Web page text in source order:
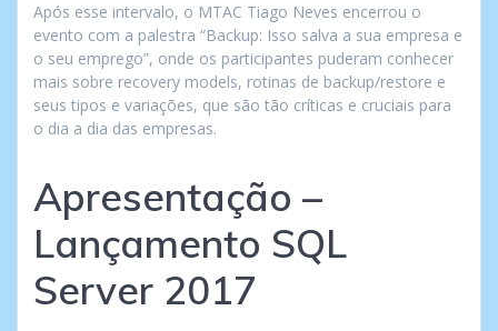
Após esse intervalo, o MTAC Tiago Neves encerrou o
evento com a palestra “Backup: Isso salva a sua empresa e
o seu emprego”, onde os participantes puderam conhecer
mais sobre recovery models, rotinas de backup/restore e
seus tipos e variações, que são tão críticas e cruciais para
o dia a dia das empresas.
Apresentação –
Lançamento SQL
Server 2017